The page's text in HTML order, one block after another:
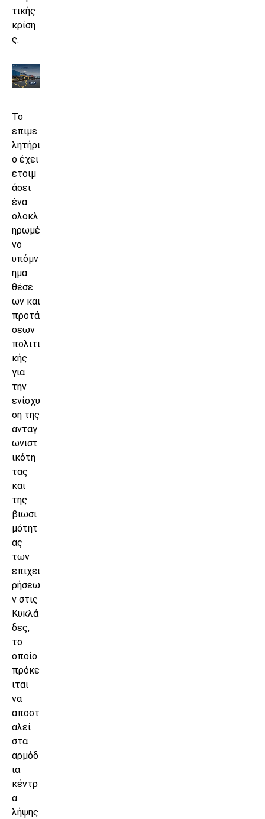
τικής
κρίση
ς.
Το
επιμε
λητήρι
ο έχει
ετοιμ
άσει
ένα
ολοκλ
ηρωμέ
νο
υπόμν
ημα
θέσε
ων και
προτά
σεων
πολιτι
κής
για
την
ενίσχυ
ση της
ανταγ
ωνιστ
ικότη
τας
και
της
βιωσι
μότητ
ας
των
επιχει
ρήσεω
ν στις
Κυκλά
δες,
το
οποίο
πρόκε
ιται
να
αποστ
αλεί
στα
αρμόδ
ια
κέντρ
α
λήψης